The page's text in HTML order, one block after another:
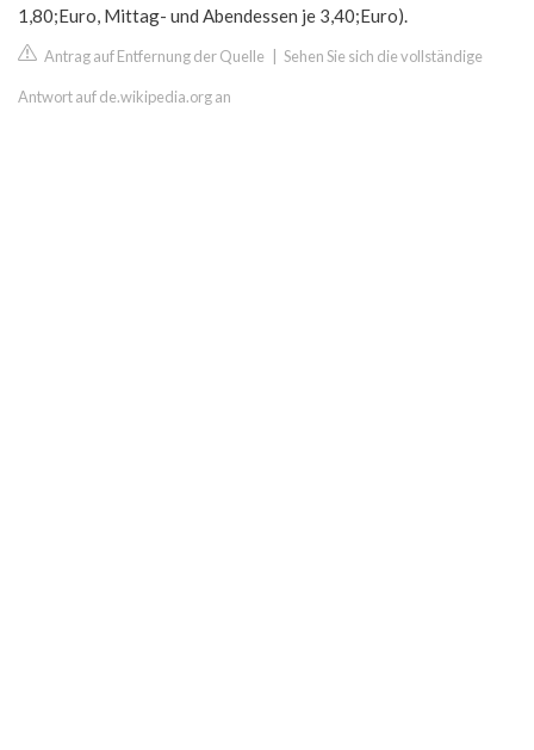
1,80;Euro, Mittag- und Abendessen je 3,40;Euro).
Antrag auf Entfernung der Quelle Sehen Sie sich die vollständige
Antwort auf de.wikipedia.org an